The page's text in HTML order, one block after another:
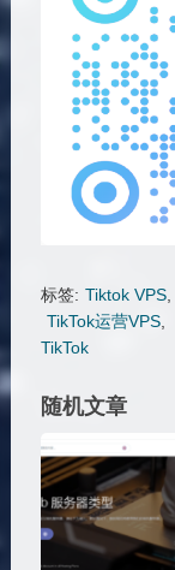
标签: Tiktok VPS,
TikTok运营VPS,
TikTok
随机文章